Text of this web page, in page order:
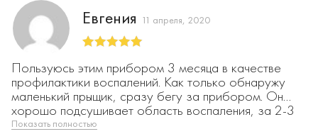
Евгения 11 апреля, 2020
5
Пользуюсь этим прибором 3 месяца в качестве
профилактики воспалений. Как только обнаружу
маленький прыщик, сразу бегу за прибором. Он
хорошо подсушивает область воспаления, за 2-3
дня все проходит без следов. Кстати, следы
Показать полностью